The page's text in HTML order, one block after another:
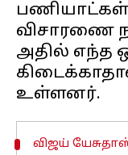
பணியாட்கள்
விசாரணை
அதில் எந்த
விஜய்